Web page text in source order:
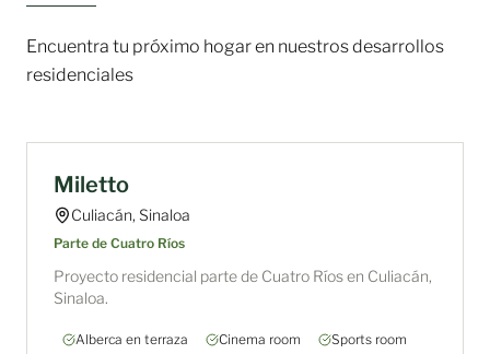
Encuentra tu próximo hogar en nuestros desarrollos
residenciales
Miletto
Culiacán, Sinaloa
Parte de Cuatro Ríos
Proyecto residencial parte de Cuatro Ríos en Culiacán,
Sinaloa.
Alberca en terraza Cinema room
Sports room